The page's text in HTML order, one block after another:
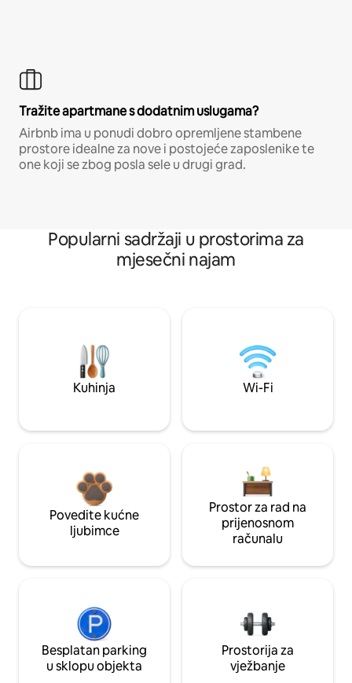
Tražite apartmane s dodatnim uslugama?
Airbnb ima u ponudi dobro opremljene stambene
prostore idealne za nove i postojeće zaposlenike te
one koji se zbog posla sele u drugi grad.
Popularni sadržaji u prostorima za
mjesečni najam
Kuhinja Wi-Fi
Povedite kućne
ljubimce
Prostor za rad na
prijenosnom
računalu
Besplatan parking
u sklopu objekta
Prostorija za
vježbanje